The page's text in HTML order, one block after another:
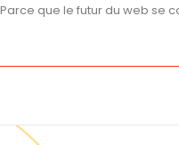
Parce que le futur du web se